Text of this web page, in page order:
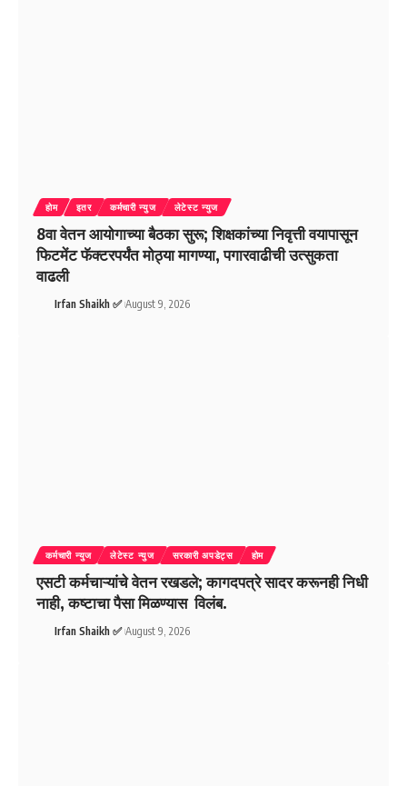
होम इतर कर्मचारी न्युज लेटेस्ट न्युज
8वा वेतन आयोगाच्या बैठका सुरू; शिक्षकांच्या निवृत्ती वयापासून
फिटमेंट फॅक्टरपर्यंत मोठ्या मागण्या, पगारवाढीची उत्सुकता
वाढली
Irfan Shaikh ✅ August 9, 2026
कर्मचारी न्युज लेटेस्ट न्युज सरकारी अपडेट्स होम
एसटी कर्मचाऱ्यांचे वेतन रखडले; कागदपत्रे सादर करूनही निधी
नाही, कष्टाचा पैसा मिळण्यास विलंब.
Irfan Shaikh ✅ August 9, 2026